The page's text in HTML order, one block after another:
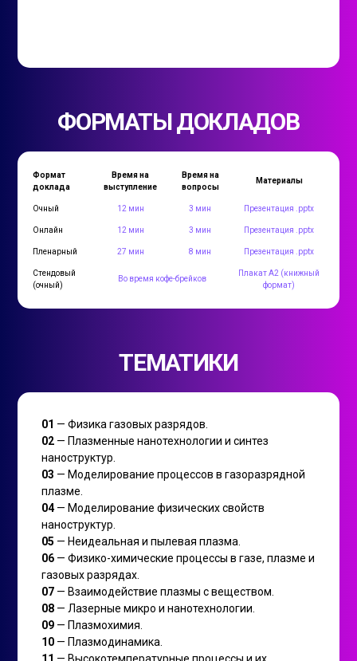
ФОРМАТЫ ДОКЛАДОВ
Формат
доклада
Время на
выступление
Время на
вопросы
Материалы
Очный 12 мин 3 мин Презентация .pptx
Онлайн 12 мин 3 мин Презентация .pptx
Пленарный 27 мин 8 мин Презентация .pptx
Стендовый
(очный)
Во время кофе-брейков
Плакат А2 (книжный
формат)
ТЕМАТИКИ
01 — Физика газовых разрядов.
02 — Плазменные нанотехнологии и синтез
наноструктур.
03 — Моделирование процессов в газоразрядной
плазме.
04— Моделирование физических свойств
наноструктур.
05 — Неидеальная и пылевая плазма.
06 — Физико-химические процессы в газе, плазме и
газовых разрядах.
07 — Взаимодействие плазмы с веществом.
08 — Лазерные микро и нанотехнологии.
09 — Плазмохимия.
10 — Плазмодинамика.